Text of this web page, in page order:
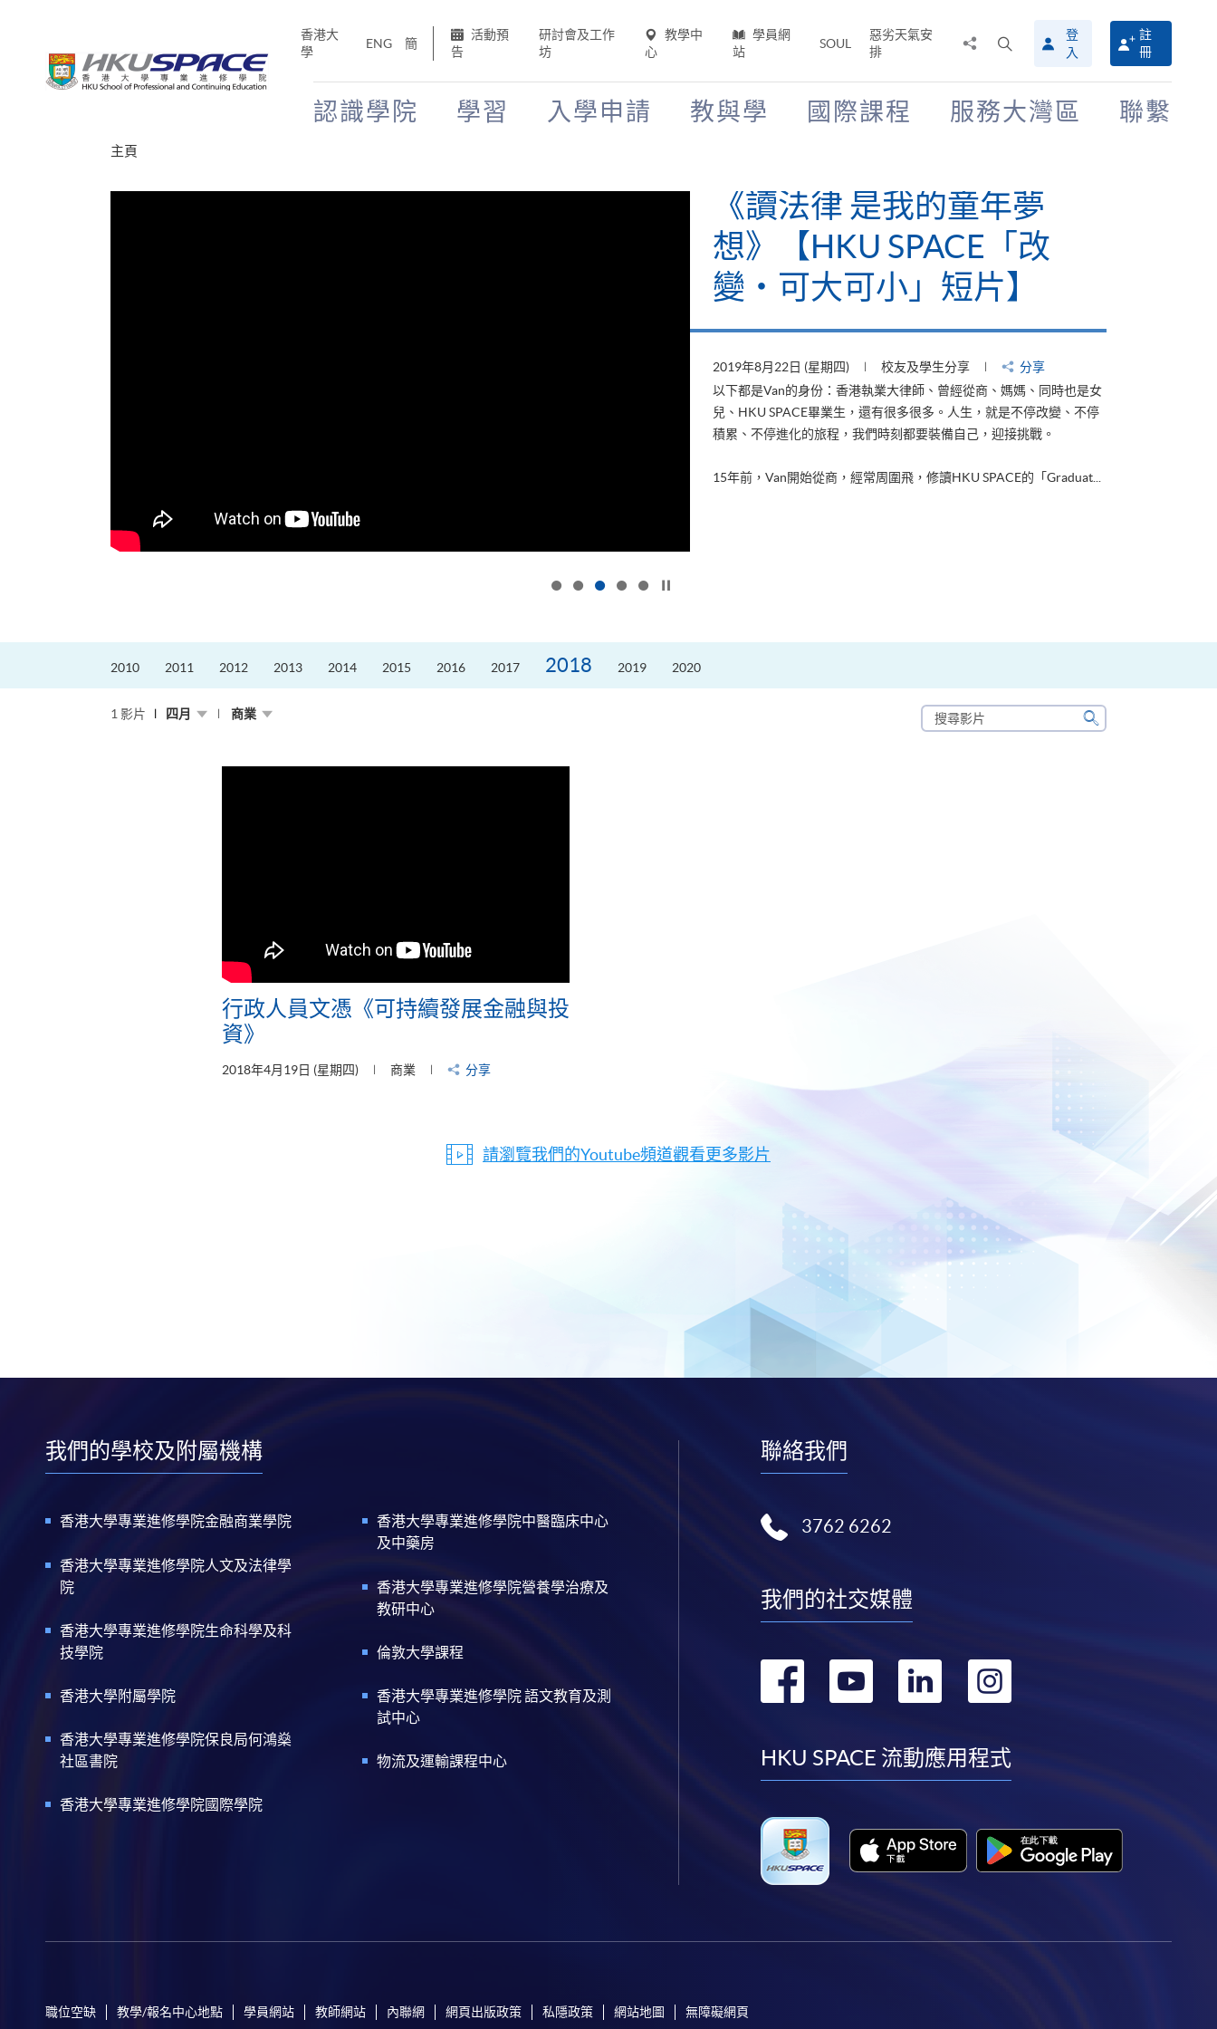
香港大
學
ENG 簡
活動預
告
研討會及工作
坊
教學中
心
學員網
站
SOUL
惡劣天氣安
排
搜
尋
介
登
入
註
冊
認識學院 學習 入學申請 教與學 國際課程 服務大灣區 聯繫
主頁
《讀法律 是我的童年夢
想》【HKU SPACE「改
變‧可大可小」短片】
2019年8月22日 (星期四) 校友及學生分享
分享
以下都是Van的身份：香港執業大律師、曾經從商、媽媽、同時也是女
兒、HKU SPACE畢業生，還有很多很多。人生，就是不停改變、不停
積累、不停進化的旅程，我們時刻都要裝備自己，迎接挑戰。
15年前，Van開始從商，經常周圍飛，修讀HKU SPACE的「Graduat...
2010 2011 2012 2013 2014 2015 2016 2017 2018 2019 2020
1 影片 四月 商業
搜
尋
搜
行政人員文憑《可持續發展金融與投
資》
2018年4月19日 (星期四) 商業 分享
請瀏覽我們的Youtube頻道觀看更多影片
我們的學校及附屬機構
香港大學專業進修學院金融商業學院
香港大學專業進修學院人文及法律學
院
香港大學專業進修學院生命科學及科
技學院
香港大學附屬學院
香港大學專業進修學院保良局何鴻燊
社區書院
香港大學專業進修學院國際學院
香港大學專業進修學院中醫臨床中心
及中藥房
香港大學專業進修學院營養學治療及
教研中心
倫敦大學課程
香港大學專業進修學院 語文教育及測
試中心
物流及運輸課程中心
聯絡我們
3762 6262
我們的社交媒體
轉
facebook
轉
youtube
轉
linkedin
轉
instagram
HKU SPACE 流動應用程式
職位空缺 教學/報名中心地點 學員網站 教師網站 內聯網 網頁出版政策 私隱政策 網站地圖 無障礙網頁